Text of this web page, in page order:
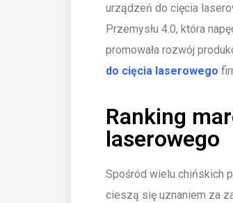
urządzeń do cięcia
Przemysłu 4.0, która
promowała rozwój
do cięcia laserowego
Ranking
laserowego
Spośród wielu chińskich
cieszą się uznaniem za